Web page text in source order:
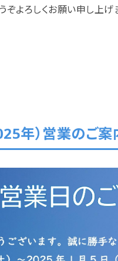
よろしくお願い申し上げ
年）営業のご案